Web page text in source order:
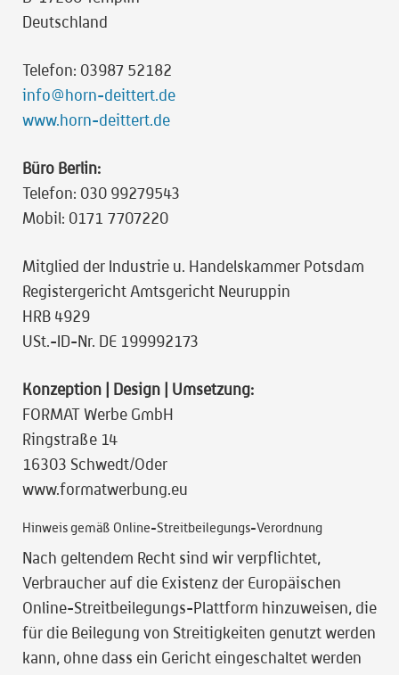
Deutschland
Telefon: 03987 52182
info@horn-deittert.de
www.horn-deittert.de
Büro Berlin:
Telefon: 030 99279543
Mobil: 0171 7707220
Mitglied der Industrie u. Handelskammer Potsdam
Registergericht Amtsgericht Neuruppin
HRB 4929
USt.-ID-Nr. DE 199992173
Konzeption | Design | Umsetzung:
FORMAT Werbe GmbH
Ringstraße 14
16303 Schwedt/Oder
www.formatwerbung.eu
Hinweis gemäß Online-Streitbeilegungs-Verordnung
Nach geltendem Recht sind wir verpflichtet,
Verbraucher auf die Existenz der Europäischen
Online-Streitbeilegungs-Plattform hinzuweisen, die
für die Beilegung von Streitigkeiten genutzt werden
kann, ohne dass ein Gericht eingeschaltet werden